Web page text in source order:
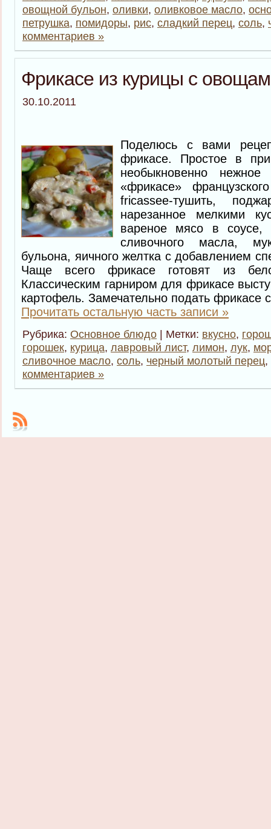
овощной бульон, оливки, оливковое масло,
петрушка, помидоры, рис, сладкий перец, соль,
комментариев »
Фрикасе из курицы с
30.10.2011
Поделюсь с вами
фрикасе. Простое в
необыкновенно
«фрикасе»
fricassee-тушить,
нарезанное мелкими
вареное мясо в соусе,
сливочного масла,
бульона, яичного желтка с добавлением
Чаще всего фрикасе готовят из
Классическим гарниром для фрикасе
картофель. Замечательно подать фрикасе
Прочитать остальную часть записи »
Рубрика: Основное блюдо | Метки: вкусно,
горошек, курица, лавровый лист, лимон, лук,
сливочное масло, соль, черный молотый перец,
комментариев »